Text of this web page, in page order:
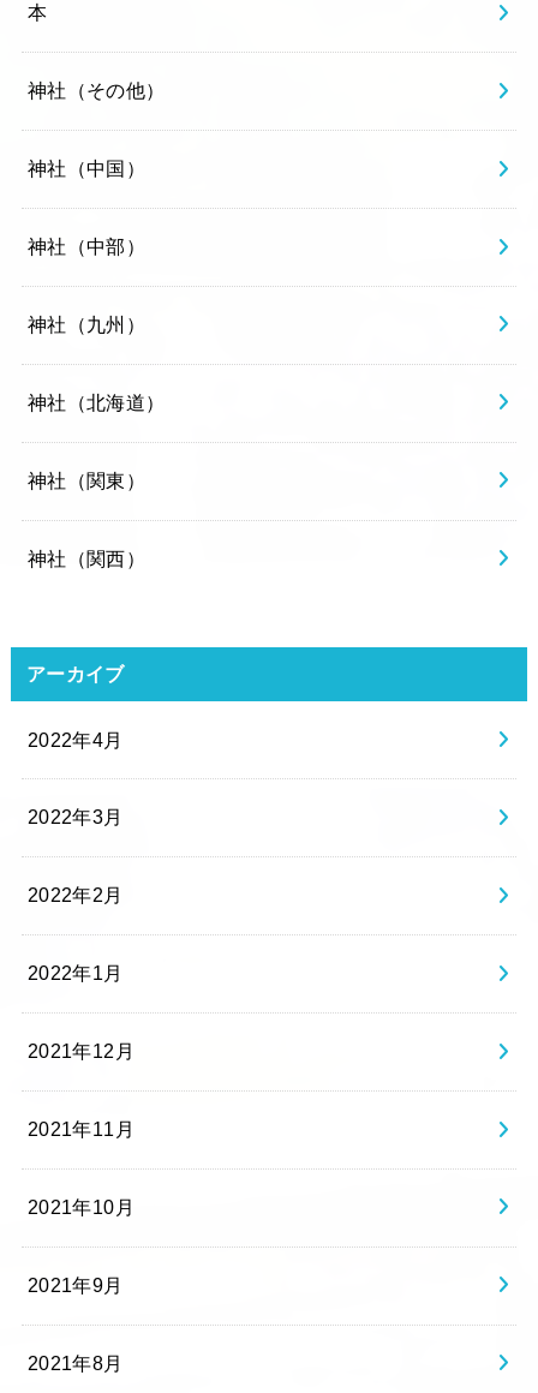
本
神社（その他）
神社（中国）
神社（中部）
神社（九州）
神社（北海道）
神社（関東）
神社（関西）
アーカイブ
2022年4月
2022年3月
2022年2月
2022年1月
2021年12月
2021年11月
2021年10月
2021年9月
2021年8月